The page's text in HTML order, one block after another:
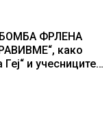
ФРЛЕНА
како
и учесниците